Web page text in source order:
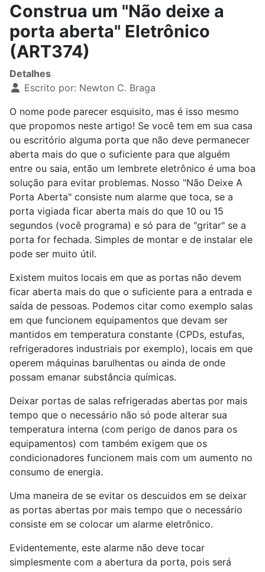
Construa um "Não deixe a
porta aberta" Eletrônico
(ART374)
Detalhes
Escrito por: Newton C. Braga
O nome pode parecer esquisito, mas é isso mesmo
que propomos neste artigo! Se você tem em sua casa
ou escritório alguma porta que não deve permanecer
aberta mais do que o suficiente para que alguém
entre ou saia, então um lembrete eletrônico é uma boa
solução para evitar problemas. Nosso "Não Deixe A
Porta Aberta" consiste num alarme que toca, se a
porta vigiada ficar aberta mais do que 10 ou 15
segundos (você programa) e só para de "gritar" se a
porta for fechada. Simples de montar e de instalar ele
pode ser muito útil.
Existem muitos locais em que as portas não devem
ficar aberta mais do que o suficiente para a entrada e
saída de pessoas. Podemos citar como exemplo salas
em que funcionem equipamentos que devam ser
mantidos em temperatura constante (CPDs, estufas,
refrigeradores industriais por exemplo), locais em que
operem máquinas barulhentas ou ainda de onde
possam emanar substância químicas.
Deixar portas de salas refrigeradas abertas por mais
tempo que o necessário não só pode alterar sua
temperatura interna (com perigo de danos para os
equipamentos) com também exigem que os
condicionadores funcionem mais com um aumento no
consumo de energia.
Uma maneira de se evitar os descuidos em se deixar
as portas abertas por mais tempo que o necessário
consiste em se colocar um alarme eletrônico.
Evidentemente, este alarme não deve tocar
simplesmente com a abertura da porta, pois será